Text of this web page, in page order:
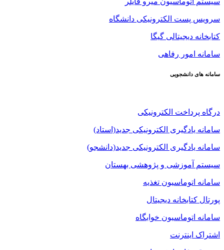
سرویس پست الکترونیکی دانشگاه
کتابخانه دیجیتالی گیگا
سامانه امور رفاهی
سامانه های دانشجویی
درگاه پرداخت الکترونیکی
سامانه یادگیری الکترونیکی جدید(استاد)
سامانه یادگیری الکترونیکی جدید(دانشجو)
سیستم آموزشی و پژوهشی بهستان
سامانه اتوماسیون تغذیه
پورتال کتابخانه دیجیتال
سامانه اتوماسیون خوابگاه
اشتراک اینترنت